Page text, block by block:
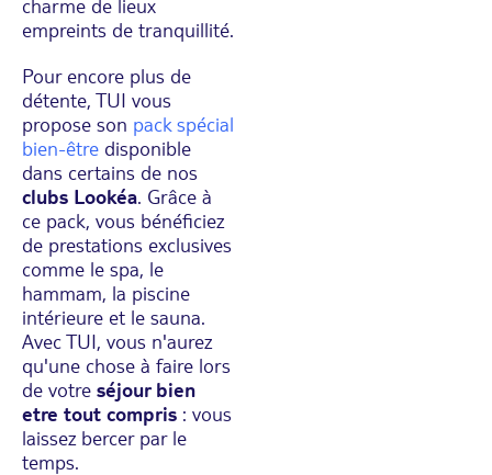
charme de lieux
empreints de tranquillité.
Pour encore plus de
détente, TUI vous
propose son pack spécial
bien-être disponible
dans certains de nos
clubs Lookéa. Grâce à
ce pack, vous bénéficiez
de prestations exclusives
comme le spa, le
hammam, la piscine
intérieure et le sauna.
Avec TUI, vous n'aurez
qu'une chose à faire lors
de votre séjour bien
etre tout compris : vous
laissez bercer par le
temps.